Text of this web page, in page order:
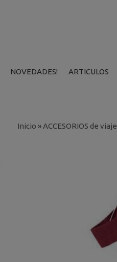
NOVEDADES! ARTICULOS
Inicio »ACCESORIOS de viaje